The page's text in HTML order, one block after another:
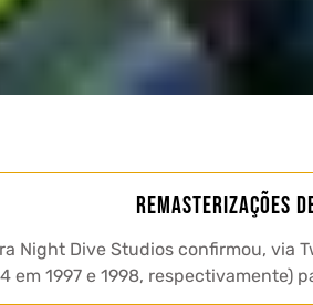
Remasterizações
Night Dive Studios confirmou, via
em 1997 e 1998, respectivamente)